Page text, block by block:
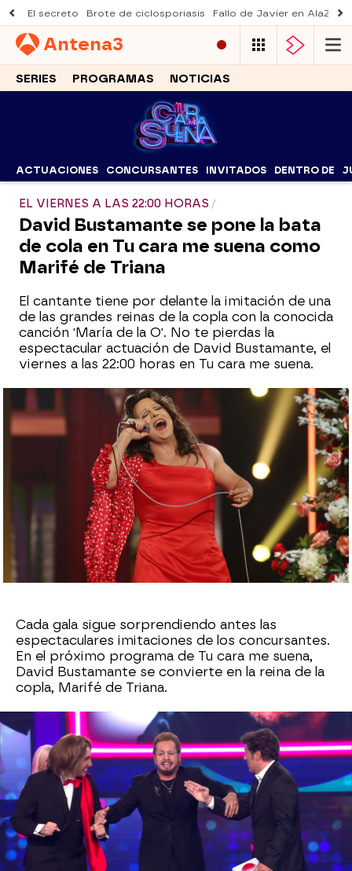
El secreto Brote de ciclosporiasis Fallo de Javier en AlaZ
Antena3
SERIES PROGRAMAS NOTICIAS
ACTUACIONES CONCURSANTES INVITADOS DENTRO DE
EL VIERNES A LAS 22:00 HORAS
David Bustamante se pone la bata
de cola en Tu cara me suena como
Marifé de Triana
El cantante tiene por delante la imitación de una
de las grandes reinas de la copla con la conocida
canción 'María de la O'. No te pierdas la
espectacular actuación de David Bustamante, el
viernes a las 22:00 horas en Tu cara me suena.
Carmen Pardo
Publicado:04 de junio de 2024, 17:33
WhatsappFacebook
X Flipboard
Cada gala sigue sorprendiendo antes las
espectaculares imitaciones de los concursantes.
En el próximo programa de Tu cara me suena,
David Bustamante se convierte en la reina de la
copla, Marifé de Triana.
El cántabro se pone la bata de cola para
interpretar con el alma la conocida copla 'María
de la O'.
"Esto es historia de la televisión", ha asegurado
Manel Fuente al ver cómo David Bustamante se
transforma en una reina de la copla. No te
pierdas la próxima gala de Tu cara me suena, el
viernes a las 22:00 horas en Antena 3.